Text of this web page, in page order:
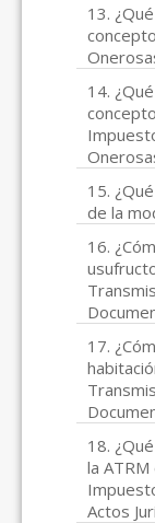
13.
14.
15.
de la
16.
17.
18.
la
Actos